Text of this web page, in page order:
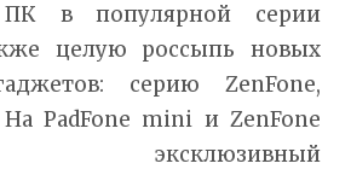
в популярной серии
целую россыпь новых
серию ZenFone,
PadFone mini и ZenFone
эксклюзивный